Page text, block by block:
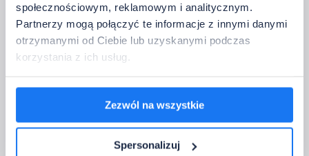
społecznościowym, reklamowym i analitycznym.
Partnerzy mogą połączyć te informacje z innymi danymi
otrzymanymi od Ciebie lub uzyskanymi podczas
korzystania z ich usług.
Zezwól na wszystkie
Spersonalizuj
• Température de fonctionnement:
-20~60°C
Je n'ai pas besoin de télécommande
4. Choisissez les composants de montage
Assurez-vous de la connexion correcte et efficace de tout le système.
Ajouter des accessoires